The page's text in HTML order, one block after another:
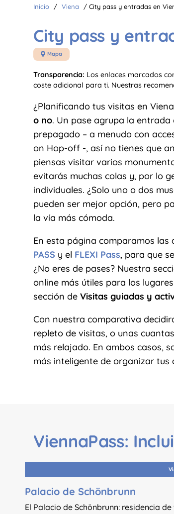
Inicio / Viena /City pass y entradas en
City pass y
 Mapa
Transparencia: Los enlaces marcados
coste adicional para ti. Nuestras
¿Planificando tus visitas en
o no. Un pase agrupa la
prepagado – a menudo con
on Hop-off -, así no tienes que
piensas visitar varios
evitarás muchas colas y, por lo
individuales. ¿Solo uno o dos
pueden ser mejor opción, pero
la vía más cómoda.
En esta página comparamos
PASS y el FLEXI Pass, para que
¿No eres de pases? Nuestra
online más útiles para los
sección deVisitas guiadas y
Con nuestra comparativa
repleto de visitas, o unas
más relajado. En ambos casos,
más inteligente de organizar tus
ViennaPass:
Palacio de Schönbrunn
El Palacio de Schönbrunn: residencia